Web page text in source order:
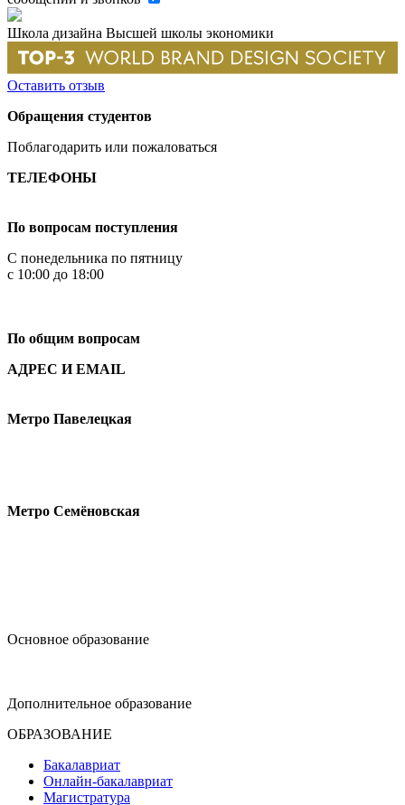
Школа дизайна Высшей школы экономики
Оставить отзыв
Обращения студентов
Поблагодарить или пожаловаться
ТЕЛЕФОНЫ
По вопросам поступления
С понедельника по пятницу
с 10:00 до 18:00
По общим вопросам
АДРЕС И EMAIL
Метро Павелецкая
Метро Семёновская
Основное образование
Дополнительное образование
ОБРАЗОВАНИЕ
Бакалавриат
Онлайн-бакалавриат
Магистратура